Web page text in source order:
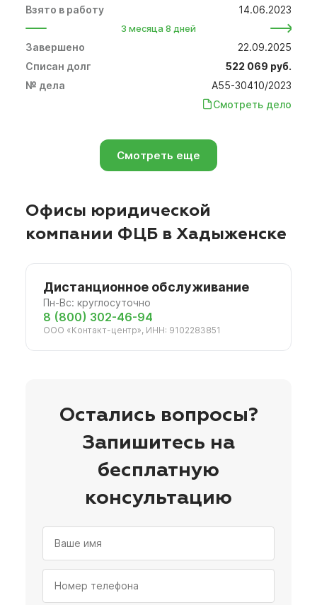
14.06.2023
3 месяца 8 дней
22.09.2025
522 069 руб.
А55-30410/2023
Смотреть дело
Смотреть еще
Офисы юридической
компании ФЦБ в Хадыженске
Дистанционное обслуживание
Пн-Вс: круглосуточно
8 (800) 302-46-94
ООО «Контакт-центр», ИНН: 9102283851
Остались вопросы?
Запишитесь на
бесплатную
консультацию